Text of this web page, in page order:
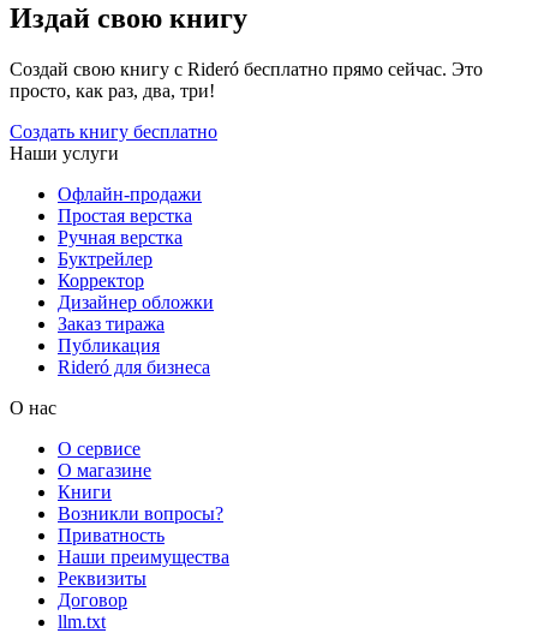
Издай свою книгу
Создай свою книгу с Rideró бесплатно прямо сейчас. Это
просто, как раз, два, три!
Создать книгу бесплатно
Наши услуги
Офлайн-продажи
Простая верстка
Ручная верстка
Буктрейлер
Корректор
Дизайнер обложки
Заказ тиража
Публикация
Rideró для бизнеса
О нас
О сервисе
О магазине
Книги
Возникли вопросы?
Приватность
Наши преимущества
Реквизиты
Договор
llm.txt